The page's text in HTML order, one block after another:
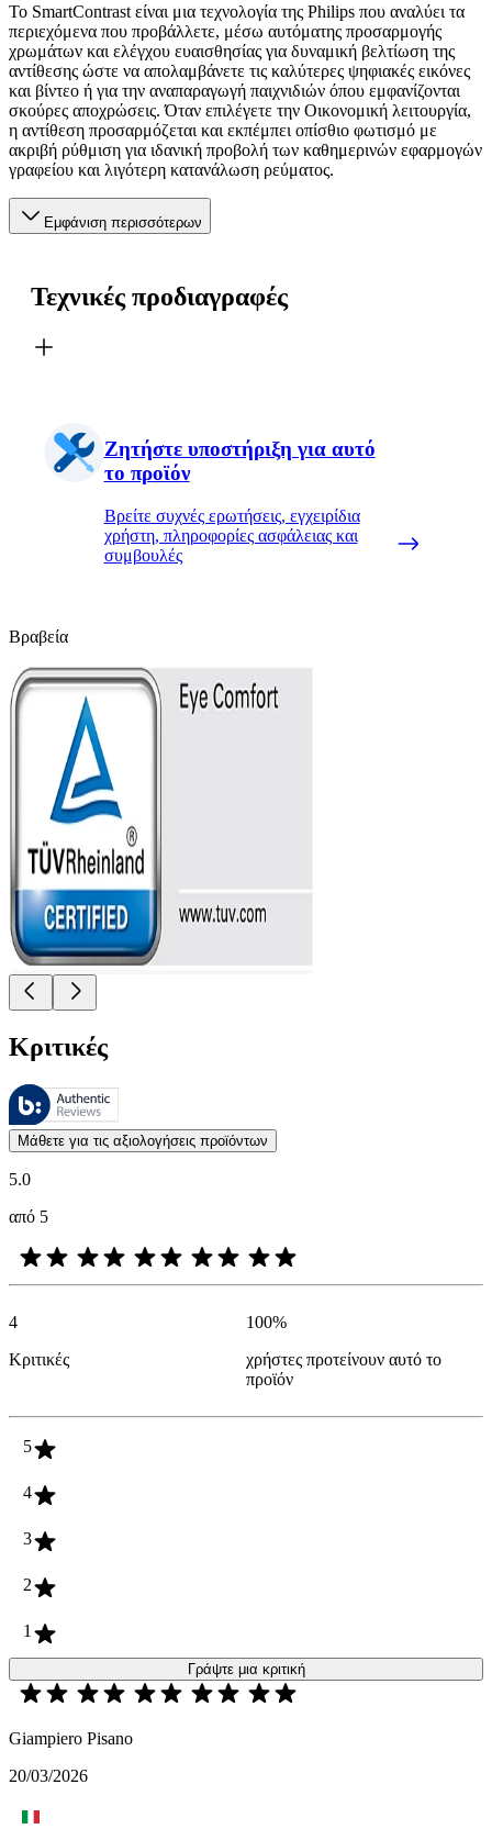
To SmartContrast είναι μια τεχνολογία της Philips που αναλύει τα
περιεχόμενα που προβάλλετε, μέσω αυτόματης προσαρμογής
χρωμάτων και ελέγχου ευαισθησίας για δυναμική βελτίωση της
αντίθεσης ώστε να απολαμβάνετε τις καλύτερες ψηφιακές εικόνες
και βίντεο ή για την αναπαραγωγή παιχνιδιών όπου εμφανίζονται
σκούρες αποχρώσεις. Όταν επιλέγετε την Οικονομική λειτουργία,
η αντίθεση προσαρμόζεται και εκπέμπει οπίσθιο φωτισμό με
ακριβή ρύθμιση για ιδανική προβολή των καθημερινών εφαρμογών
γραφείου και λιγότερη κατανάλωση ρεύματος.
Εμφάνιση περισσότερων
Τεχνικές προδιαγραφές
Ζητήστε υποστήριξη για αυτό
το προϊόν
Βρείτε συχνές ερωτήσεις, εγχειρίδια
χρήστη, πληροφορίες ασφάλειας και
συμβουλές
Βραβεία
Κριτικές
Αυτές οι κριτικές υποβάλλονται σε διαχείριση από το
Οι απόψεις των πελατών με τη μορφή αξιολογήσεων προϊόντων και
Μάθετε για τις αξιολογήσεις προϊόντων
5.0
από 5
4
Κριτικές
100%
χρήστες προτείνουν αυτό το
προϊόν
5
4
3
2
1
Γράψτε μια κριτική
Giampiero Pisano
20/03/2026